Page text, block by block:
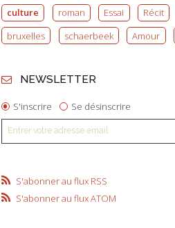
culture
roman Essai Récit
bruxelles
schaerbeek Amour
NEWSLETTER
S'inscrire Se désinscrire
S'abonner au flux RSS
S'abonner au flux ATOM